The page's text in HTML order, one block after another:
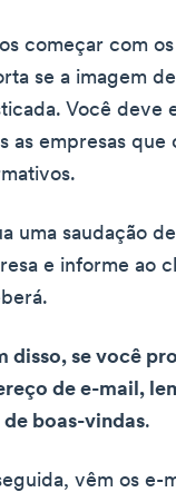
começar com
se a imagem
Você deve
as empresas
uma saudação
e informe ao
disso, se você
de e-mail,
de boas-vindas.
vêm os e-